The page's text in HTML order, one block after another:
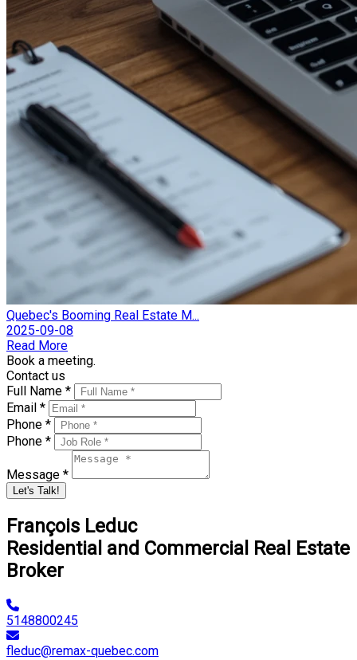
Quebec's Booming Real Estate M...
2025-09-08
Read More
Book a meeting.
Contact us
Full Name *
Email *
Phone *
Phone *
Message *
Let's Talk!
François Leduc
Residential and Commercial Real Estate
Broker
5148800245
fleduc@remax-quebec.com